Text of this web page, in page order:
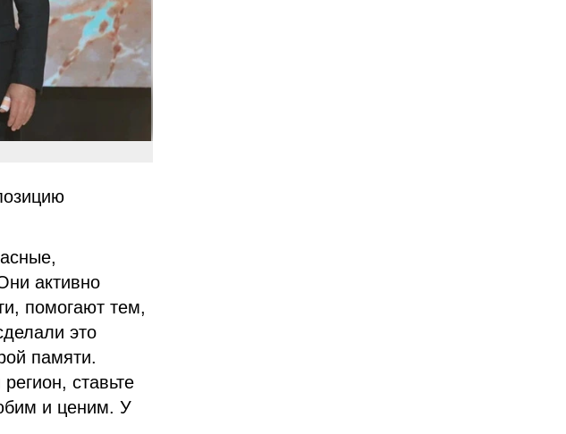
активно
помогают тем,
это
памяти.
ставьте
и ценим. У